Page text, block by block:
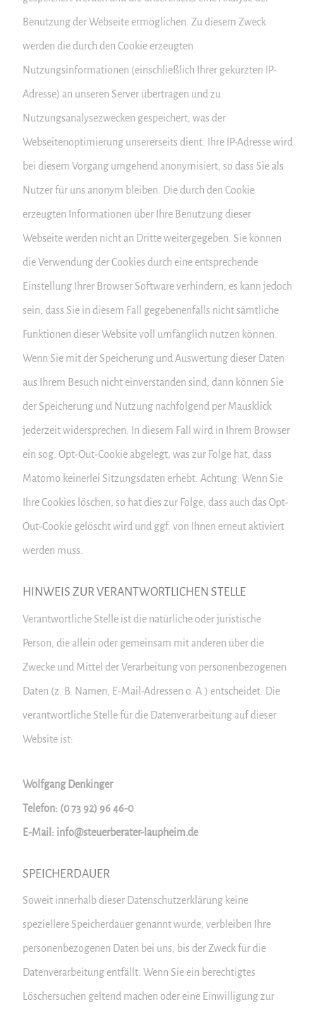
Benutzung der Webseite ermöglichen. Zu diesem Zweck
werden die durch den Cookie erzeugten
Nutzungsinformationen (einschließlich Ihrer gekürzten IP-
Adresse) an unseren Server übertragen und zu
Nutzungsanalysezwecken gespeichert, was der
Webseitenoptimierung unsererseits dient. Ihre IP-Adresse wird
bei diesem Vorgang umge­hend anony­mi­siert, so dass Sie als
Nutzer für uns anonym bleiben. Die durch den Cookie
erzeugten Informationen über Ihre Benutzung dieser
Webseite werden nicht an Dritte weitergegeben. Sie können
die Verwendung der Cookies durch eine entsprechende
Einstellung Ihrer Browser Software verhindern, es kann jedoch
sein, dass Sie in diesem Fall gegebenenfalls nicht sämtliche
Funktionen dieser Website voll umfänglich nutzen können.
Wenn Sie mit der Speicherung und Auswertung dieser Daten
aus Ihrem Besuch nicht einverstanden sind, dann können Sie
der Speicherung und Nutzung nachfolgend per Mausklick
jederzeit widersprechen. In diesem Fall wird in Ihrem Browser
ein sog. Opt-Out-Cookie abgelegt, was zur Folge hat, dass
Matomo keinerlei Sitzungsdaten erhebt. Achtung: Wenn Sie
Ihre Cookies löschen, so hat dies zur Folge, dass auch das Opt-
Out-Cookie gelöscht wird und ggf. von Ihnen erneut aktiviert
werden muss.
HINWEIS ZUR VERANTWORTLICHEN STELLE
Verantwortliche Stelle ist die natürliche oder juristische
Person, die allein oder gemeinsam mit anderen über die
Zwecke und Mittel der Verarbeitung von personenbezogenen
Daten (z. B. Namen, E-Mail-Adressen o. Ä.) entscheidet. Die
verantwortliche Stelle für die Datenverarbeitung auf dieser
Website ist:
Wolfgang Denkinger
Telefon: (0 73 92) 96 46-0
E-Mail: info@steuerberater-laupheim.de
SPEICHERDAUER
Soweit innerhalb dieser Datenschutzerklärung keine
speziellere Speicherdauer genannt wurde, verbleiben Ihre
personenbezogenen Daten bei uns, bis der Zweck für die
Datenverarbeitung entfällt. Wenn Sie ein berechtigtes
Löschersuchen geltend machen oder eine Einwilligung zur